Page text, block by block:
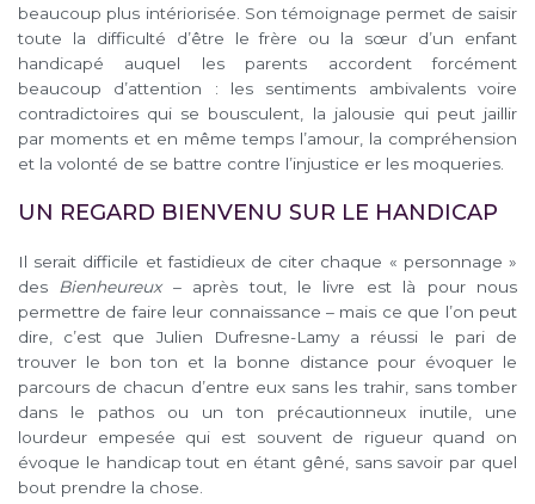
beaucoup plus intériorisée. Son témoignage permet de saisir
toute la difficulté d’être le frère ou la sœur d’un enfant
handicapé auquel les parents accordent forcément
beaucoup d’attention : les sentiments ambivalents voire
contradictoires qui se bousculent, la jalousie qui peut jaillir
par moments et en même temps l’amour, la compréhension
et la volonté de se battre contre l’injustice er les moqueries.
UN REGARD BIENVENU SUR LE HANDICAP
Il serait difficile et fastidieux de citer chaque « personnage »
des Bienheureux– après tout, le livre est là pour nous
permettre de faire leur connaissance – mais ce que l’on peut
dire, c’est que Julien Dufresne-Lamy a réussi le pari de
trouver le bon ton et la bonne distance pour évoquer le
parcours de chacun d’entre eux sans les trahir, sans tomber
dans le pathos ou un ton précautionneux inutile, une
lourdeur empesée qui est souvent de rigueur quand on
évoque le handicap tout en étant gêné, sans savoir par quel
bout prendre la chose.